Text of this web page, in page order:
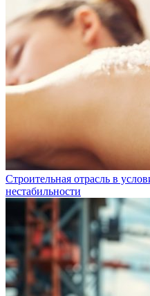
Строительная отрасль в
нестабильности